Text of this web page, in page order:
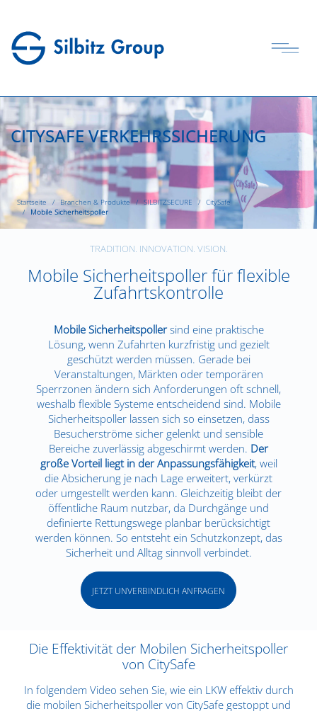
CITYSAFE VERKEHRSSICHERUNG
Startseite Branchen & Produkte SILBITZSECURE
CitySafe
Mobile Sicherheitspoller
TRADITION. INNOVATION. VISION.
Mobile Sicherheitspoller für flexible
Zufahrtskontrolle
Mobile Sicherheitspollersind eine praktische
Lösung, wenn Zufahrten kurzfristig und gezielt
geschützt werden müssen. Gerade bei
Veranstaltungen, Märkten oder temporären
Sperrzonen ändern sich Anforderungen oft schnell,
weshalb flexible Systeme entscheidend sind. Mobile
Sicherheitspoller lassen sich so einsetzen, dass
Besucherströme sicher gelenkt und sensible
Bereiche zuverlässig abgeschirmt werden. Der
große Vorteil liegt in der Anpassungsfähigkeit, weil
die Absicherung je nach Lage erweitert, verkürzt
oder umgestellt werden kann. Gleichzeitig bleibt der
öffentliche Raum nutzbar, da Durchgänge und
definierte Rettungswege planbar berücksichtigt
werden können. So entsteht ein Schutzkonzept, das
Sicherheit und Alltag sinnvoll verbindet.
JETZT UNVERBINDLICH ANFRAGEN
Die Effektivität der Mobilen Sicherheitspoller
von CitySafe
In folgendem Video sehen Sie, wie ein LKW effektiv durch
die mobilen Sicherheitspoller von CitySafe gestoppt und